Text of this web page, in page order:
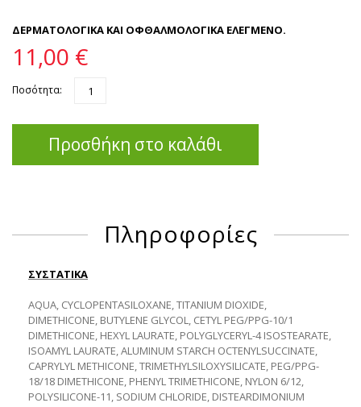
ΔΕΡΜΑΤΟΛΟΓΙΚΑ ΚΑΙ ΟΦΘΑΛΜΟΛΟΓΙΚΑ ΕΛΕΓΜΕΝΟ.
11,00 €
Ποσότητα:
Προσθήκη στο καλάθι
Πληροφορίες
ΣΥΣΤΑΤΙΚΑ
AQUA, CYCLOPENTASILOXANE, TITANIUM DIOXIDE,
DIMETHICONE, BUTYLENE GLYCOL, CETYL PEG/PPG-10/1
DIMETHICONE, HEXYL LAURATE, POLYGLYCERYL-4 ISOSTEARATE,
ISOAMYL LAURATE, ALUMINUM STARCH OCTENYLSUCCINATE,
CAPRYLYL METHICONE, TRIMETHYLSILOXYSILICATE, PEG/PPG-
18/18 DIMETHICONE, PHENYL TRIMETHICONE, NYLON 6/12,
POLYSILICONE-11, SODIUM CHLORIDE, DISTEARDIMONIUM